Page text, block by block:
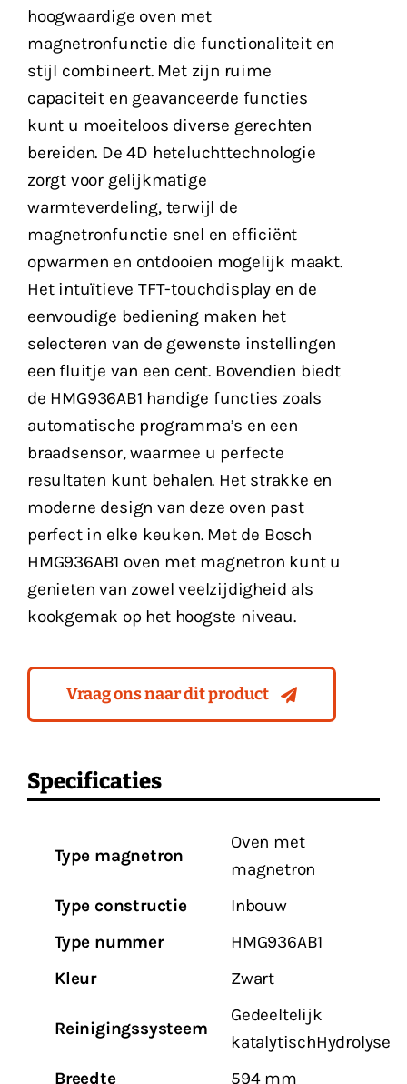
hoogwaardige oven met
magnetronfunctie die functionaliteit en
stijl combineert. Met zijn ruime
capaciteit en geavanceerde functies
kunt u moeiteloos diverse gerechten
bereiden. De 4D heteluchttechnologie
zorgt voor gelijkmatige
warmteverdeling, terwijl de
magnetronfunctie snel en efficiënt
opwarmen en ontdooien mogelijk maakt.
Het intuïtieve TFT-touchdisplay en de
eenvoudige bediening maken het
selecteren van de gewenste instellingen
een fluitje van een cent. Bovendien biedt
de HMG936AB1 handige functies zoals
automatische programma’s en een
braadsensor, waarmee u perfecte
resultaten kunt behalen. Het strakke en
moderne design van deze oven past
perfect in elke keuken. Met de Bosch
HMG936AB1 oven met magnetron kunt u
genieten van zowel veelzijdigheid als
kookgemak op het hoogste niveau.
Vraag ons naar dit product
Specificaties
Type magnetron
Oven met
magnetron
Type constructie
Inbouw
Type nummer
HMG936AB1
Kleur
Zwart
Reinigingssysteem
Gedeeltelijk
katalytischHydrolyse
Breedte
594 mm